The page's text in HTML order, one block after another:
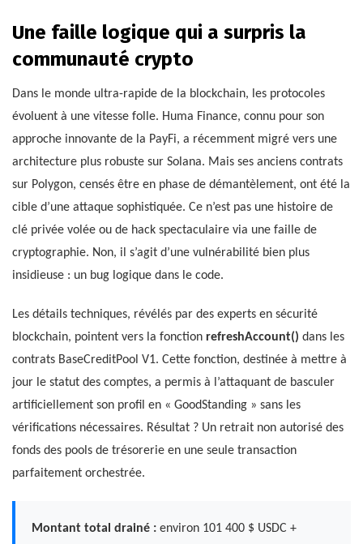
Une faille logique qui a surpris la
communauté crypto
Dans le monde ultra-rapide de la blockchain, les protocoles
évoluent à une vitesse folle. Huma Finance, connu pour son
approche innovante de la PayFi, a récemment migré vers une
architecture plus robuste sur Solana. Mais ses anciens contrats
sur Polygon, censés être en phase de démantèlement, ont été la
cible d’une attaque sophistiquée. Ce n’est pas une histoire de
clé privée volée ou de hack spectaculaire via une faille de
cryptographie. Non, il s’agit d’une vulnérabilité bien plus
insidieuse : un bug logique dans le code.
Les détails techniques, révélés par des experts en sécurité
blockchain, pointent vers la fonction refreshAccount() dans les
contrats BaseCreditPool V1. Cette fonction, destinée à mettre à
jour le statut des comptes, a permis à l’attaquant de basculer
artificiellement son profil en « GoodStanding » sans les
vérifications nécessaires. Résultat ? Un retrait non autorisé des
fonds des pools de trésorerie en une seule transaction
parfaitement orchestrée.
Montant total drainé : environ 101 400 $ USDC +